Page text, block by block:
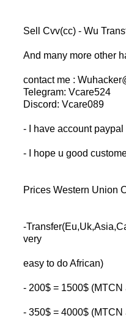
Sell Cvv(cc) - Wu
And many more other
contact me :
Telegram: Vcare524
Discord: Vcare089
- I have account
- I hope u good
Prices Western Union
-
very
easy to do African)
- 200$ = 1500$
- 350$ = 4000$